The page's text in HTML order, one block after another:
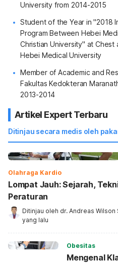
University from 2014-2015
Student of the Year in "2018
Program Between Hebei
Christian University" at
Hebei Medical University
Member of Academic and
Fakultas Kedokteran
2013-2014
Artikel Expert Terbaru
Ditinjau secara medis oleh
Olahraga Kardio
Lompat Jauh: Sejarah,
Peraturan
Ditinjau oleh dr. Andreas Wilson
yang lalu
Obesitas
Mengenal